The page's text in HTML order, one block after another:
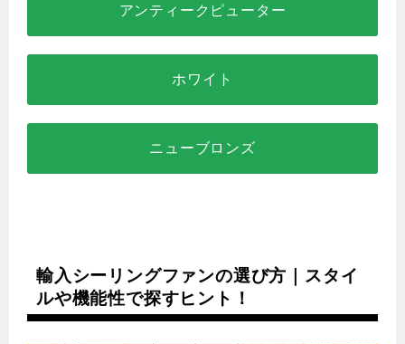
アンティークピューター
ホワイト
ニューブロンズ
輸入シーリングファンの選び方｜スタイ
ルや機能性で探すヒント！